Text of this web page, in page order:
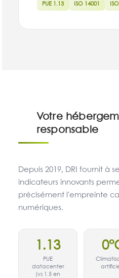
PUE 1.13 ISO 14001
Votre
responsable
Depuis 2019, DRI fournit à
indicateurs innovants
précisément l'empreinte
numériques.
1.13
PUE
datacenter
(vs 1.5 en